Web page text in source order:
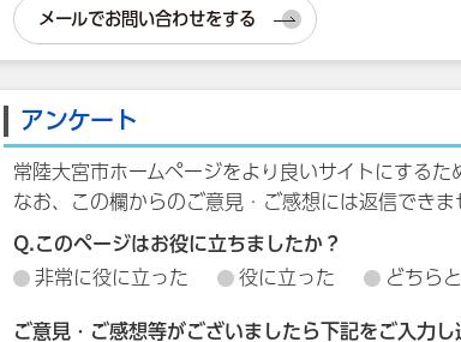
メールでお問い合わせをする
アンケート
常陸大宮市ホームページをより良いサイトにする
なお、この欄からのご意見・ご感想には返信できま
Q.このページはお役に立ちましたか？
非常に役に立った
役に立った どちら
ご意見・ご感想等がございましたら下記をご入力し